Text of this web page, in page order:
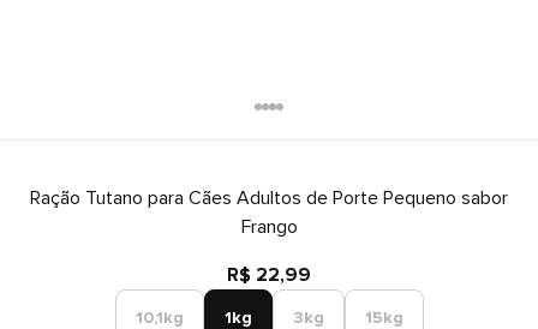
Ração Tutano para Cães Adultos de Porte Pequeno sabor
Frango
R$ 22,99
10,1kg 1kg 3kg 15kg